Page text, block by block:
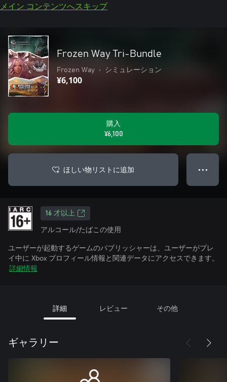
メイン コンテンツへスキップ
Frozen Way Tri-Bundle
Frozen Way • シミュレーション
¥6,100
購入
¥6,100
ほしい物リストに追加 ● ● ●
16 才以上
アルコール/たばこの使用
ユーザーが起動するゲームのパブリッシャーは、ユーザーがプレ
イ中に Xbox プロフィール情報と関連データにアクセスできます。
詳細情報
詳細 レビュー その他
ギャラリー